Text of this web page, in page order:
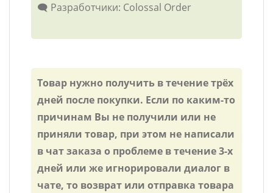
🗨️ Разработчики: Colossal Order
Товар нужно получить в течение трёх
дней после покупки. Если по каким-то
причинам Вы не получили или не
приняли товар, при этом не написали
в чат заказа о проблеме в течение 3-х
дней или же игнорировали диалог в
чате, то возврат или отправка товара